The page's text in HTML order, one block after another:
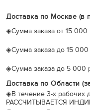
Доставка по Москве (в
◈Сумма заказа от 15
◈Сумма заказа до 15
◈Сумма заказа до 5 000
Доставка по Области
◈В течение 3-х
РАССЧИТЫВАЕТСЯ